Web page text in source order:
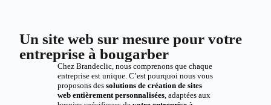
Un site web sur mesure pour votre
entreprise à bougarber
Chez Brandeclic, nous comprenons que chaque
entreprise est unique. C’est pourquoi nous vous
proposons des solutions de création de sites
web entièrement personnalisées, adaptées aux